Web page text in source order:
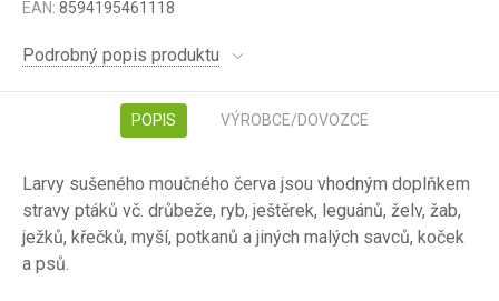
EAN: 8594195461118
Podrobný popis produktu
POPIS VÝROBCE/DOVOZCE
Larvy sušeného moučného červa jsou vhodným doplňkem
stravy ptáků vč. drůbeže, ryb, ještěrek, leguánů, želv, žab,
ježků, křečků, myší, potkanů a jiných malých savců, koček
a psů.